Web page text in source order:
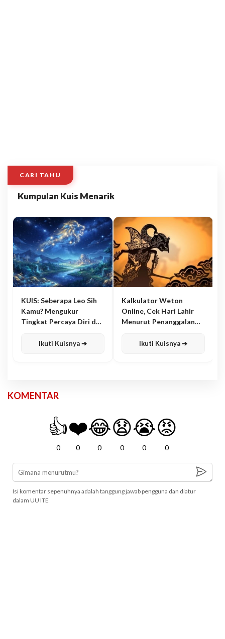
CARI TAHU
Kumpulan Kuis Menarik
KUIS: Seberapa Leo Sih
Kamu? Mengukur
Tingkat Percaya Diri dan
Ikuti Kuisnya ➔
Kalkulator Weton
Online, Cek Hari Lahir
Menurut Penanggalan
Ikuti Kuisnya ➔
KOMENTAR
👍
0
❤️
0
😂
0
😧
0
😭
0
😡
0
Isi komentar sepenuhnya adalah tanggung jawab pengguna dan diatur
dalam UU ITE